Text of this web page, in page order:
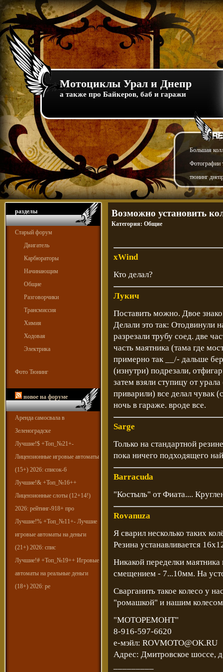
Мотоциклы Урал и Днепр
а также про Байкеров, баб и гаражи
Большая
Фотографии
тюнинг
разделы
Старый форум
Двигатель
Карбюраторы
Начинающим
Общие
Разговорчики
Трансмиссия
Химия
Ходовая
Электрика
Фото Тюнинг
новое на форуме
Аренда самосвала в
Зеленоградске
Лучшие!$ +Топ_№21+-
Лицензионные игровые автоматы
(15+) 2026: список-6
Лучшие!& +Топ_№16++
Лицензионные слоты (12+14!)
2026: рейтинг-918+ про
Лучшие!% +Топ_№11+- Лучшие
игровые автоматы на деньги
(21+) 2026: спис
Лучшие!# +Топ_№19++ Игровые
автоматы на реальные деньги
(18+) 2026: ре
Возможно установить
Категория: Общие
xWind
Кто делал?
Лукич
Поставить можно. Двое
Делали это так: Отодвинули
разрезали трубу соед. две
часть маятника (тама где
примерно так __/- дальше
(изнутри) подрезали,
затем взяли ступицу от
приварили) все делал чувак
ночь в гараже. вроде все.
Sarge
Только на стандартной
пока ничего подходящего
Barracuda
"Костыль" от Фиата....
Rovanuza
Я сварил несколько таких
Резина устанавливается
Никакой переделки
смещением - 7...10мм. На
Сварганить такое колесо у
"ромашкой" и нашим
"МОТОРЕМОНТ"
8-916-597-6620
е-мэйл: ROVMOTO@OK.RU
Адрес: Дмитровское шоссе,